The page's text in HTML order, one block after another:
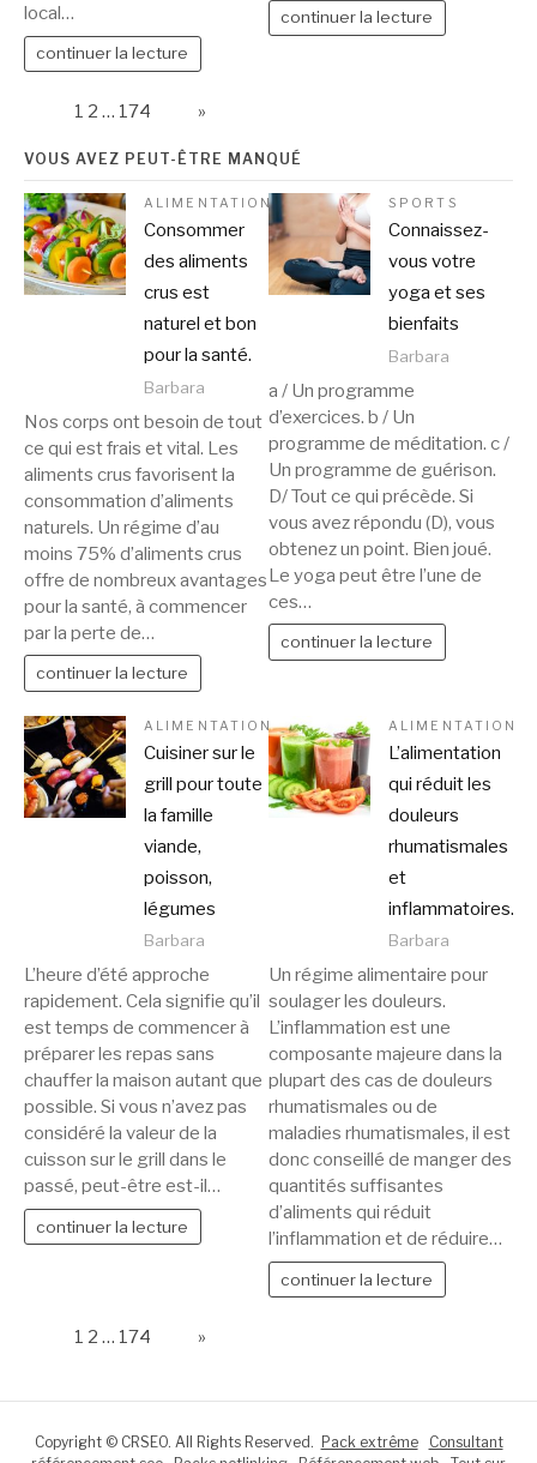
local…
continuer la lecture
continuer la lecture
1 2 … 174 »
VOUS AVEZ PEUT-ÊTRE MANQUÉ
ALIMENTATION
Consommer
des aliments
crus est
naturel et bon
pour la santé.
Barbara
Nos corps ont besoin de tout
ce qui est frais et vital. Les
aliments crus favorisent la
consommation d’aliments
naturels. Un régime d’au
moins 75% d’aliments crus
offre de nombreux avantages
pour la santé, à commencer
par la perte de…
continuer la lecture
SPORTS
Connaissez-
vous votre
yoga et ses
bienfaits
Barbara
a / Un programme
d’exercices. b / Un
programme de méditation. c /
Un programme de guérison.
D/ Tout ce qui précède. Si
vous avez répondu (D), vous
obtenez un point. Bien joué.
Le yoga peut être l’une de
ces…
continuer la lecture
ALIMENTATION
Cuisiner sur le
grill pour toute
la famille
viande,
poisson,
légumes
Barbara
L’heure d’été approche
rapidement. Cela signifie qu’il
est temps de commencer à
préparer les repas sans
chauffer la maison autant que
possible. Si vous n’avez pas
considéré la valeur de la
cuisson sur le grill dans le
passé, peut-être est-il…
continuer la lecture
ALIMENTATION
L’alimentation
qui réduit les
douleurs
rhumatismales
et
inflammatoires.
Barbara
Un régime alimentaire pour
soulager les douleurs.
L’inflammation est une
composante majeure dans la
plupart des cas de douleurs
rhumatismales ou de
maladies rhumatismales, il est
donc conseillé de manger des
quantités suffisantes
d’aliments qui réduit
l’inflammation et de réduire…
continuer la lecture
1 2 … 174 »
Copyright © CRSEO. All Rights Reserved. Pack extrême
Consultant